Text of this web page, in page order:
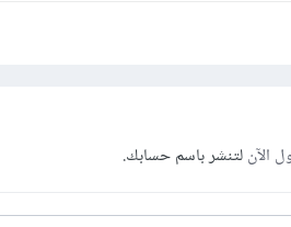
الآنلتنشر باسم حسابك.